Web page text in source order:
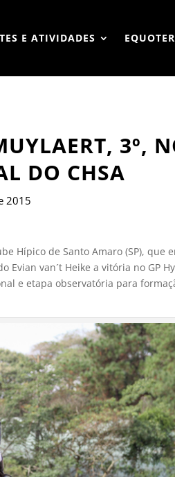
E ATIVIDADES
3º,
DO CHSA
2015
Hípico de Santo Amaro (SP), que
van´t Heike a vitória no GP
e etapa observatória para